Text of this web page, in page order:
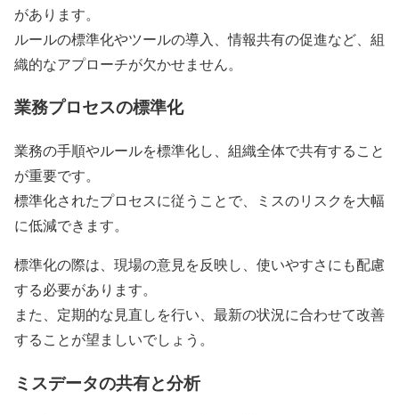
があります。
ルールの標準化やツールの導入、情報共有の促進など、組
織的なアプローチが欠かせません。
業務プロセスの標準化
業務の手順やルールを標準化し、組織全体で共有すること
が重要です。
標準化されたプロセスに従うことで、ミスのリスクを大幅
に低減できます。
標準化の際は、現場の意見を反映し、使いやすさにも配慮
する必要があります。
また、定期的な見直しを行い、最新の状況に合わせて改善
することが望ましいでしょう。
ミスデータの共有と分析